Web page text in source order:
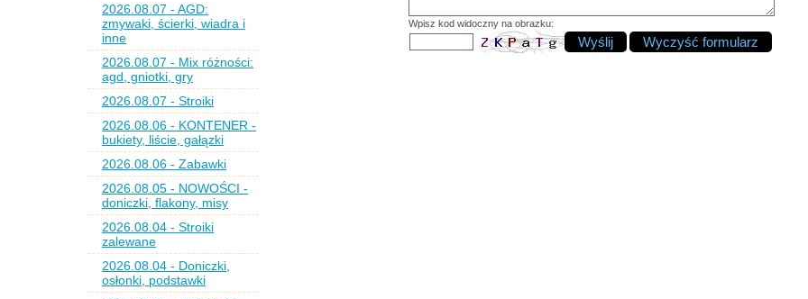
2026.08.07 - AGD:
zmywaki, ścierki, wiadra i
inne
2026.08.07 - Mix różności:
agd, gniotki, gry
2026.08.07 - Stroiki
2026.08.06 - KONTENER -
bukiety, liście, gałązki
2026.08.06 - Zabawki
2026.08.05 - NOWOŚCI -
doniczki, flakony, misy
2026.08.04 - Stroiki
zalewane
2026.08.04 - Doniczki,
osłonki, podstawki
Wpisz kod widoczny na obrazku: